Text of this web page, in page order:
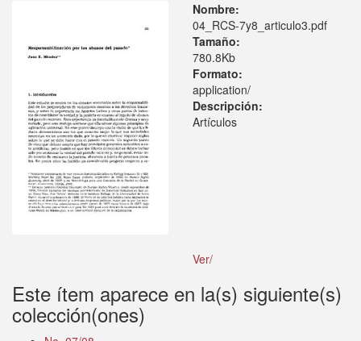
Nombre:
04_RCS-7y8_articulo3.pdf
Tamaño:
780.8Kb
Formato:
application/
Descripción:
Artículos
Ver/
Este ítem aparece en la(s) siguiente(s)
colección(ones)